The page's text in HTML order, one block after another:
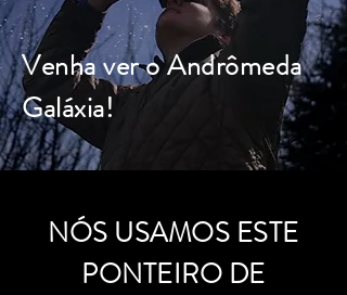
Venha ver o Andrômeda
Galáxia!
NÓS USAMOS ESTE
PONTEIRO DE